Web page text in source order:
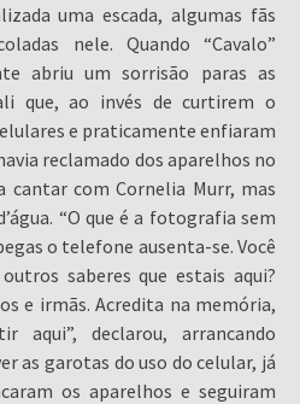
uma escada, algumas fãs
nele. Quando “Cavalo”
abriu um sorrisão paras as
que, ao invés de curtirem o
e praticamente enfiaram
reclamado dos aparelhos no
cantar com Cornelia Murr, mas
“O que é a fotografia sem
o telefone ausenta-se. Você
saberes que estais aqui?
e irmãs. Acredita na memória,
aqui”, declarou, arrancando
as garotas do uso do celular, já
os aparelhos e seguiram